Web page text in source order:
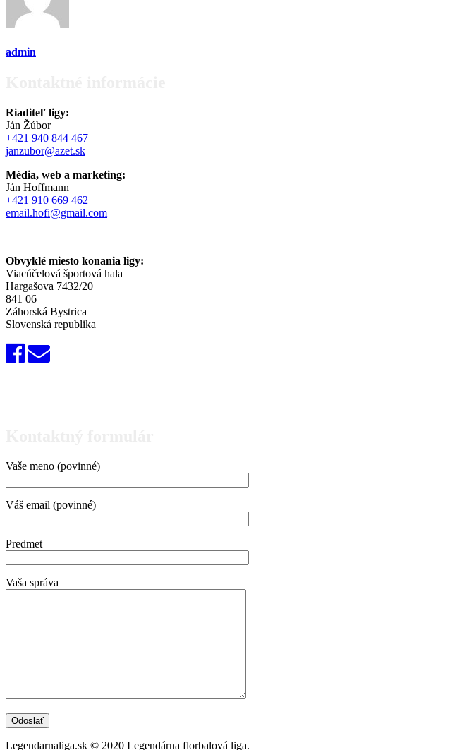
admin
Riaditeľ ligy:
Ján Žúbor
+421 940 844 467
janzubor@azet.sk
Média, web a marketing:
Ján Hoffmann
+421 910 669 462
email.hofi@gmail.com
Obvyklé miesto konania ligy:
Viacúčelová športová hala
Hargašova 7432/20
841 06
Záhorská Bystrica
Slovenská republika
Vaše meno (povinné)
Váš email (povinné)
Predmet
Vaša správa
Legendarnaliga.sk © 2020 Legendárna florbalová liga.